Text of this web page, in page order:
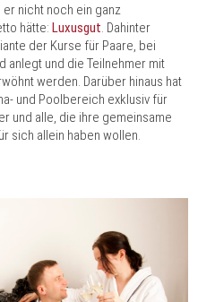
nicht noch ein ganz
hätte: Luxusgut. Dahinter
der Kurse für Paare, bei
anlegt und die Teilnehmer mit
werden. Darüber hinaus hat
und Poolbereich exklusiv für
und alle, die ihre gemeinsame
sich allein haben wollen.